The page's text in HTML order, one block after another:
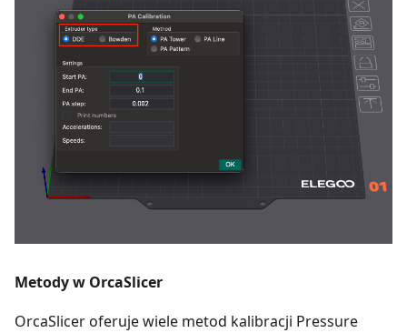
Metody w OrcaSlicer
OrcaSlicer oferuje wiele metod kalibracji Pressure